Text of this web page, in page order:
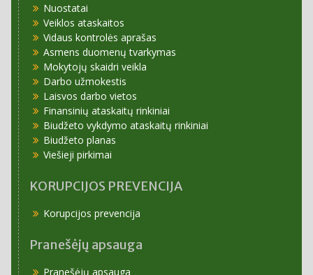
Nuostatai
Veiklos ataskaitos
Vidaus kontrolės aprašas
Asmens duomenų tvarkymas
Mokytojų skaidri veikla
Darbo užmokestis
Laisvos darbo vietos
Finansinių ataskaitų rinkiniai
Biudžeto vykdymo ataskaitų rinkiniai
Biudžeto planas
Viešieji pirkimai
KORUPCIJOS PREVENCIJA
Korupcijos prevencija
Pranešėjų apsauga
Pranešėjų apsauga